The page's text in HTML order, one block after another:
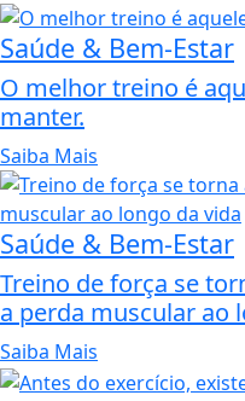
Saúde & Bem-Estar
O melhor treino é
manter.
Saiba Mais
Saúde & Bem-Estar
Treino de força se
a perda muscular ao
Saiba Mais